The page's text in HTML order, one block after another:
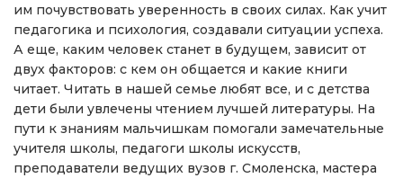
им почувствовать уверенность в своих силах. Как учит
педагогика и психология, создавали ситуации успеха.
А еще, каким человек станет в будущем, зависит от
двух факторов: с кем он общается и какие книги
читает. Читать в нашей семье любят все, и с детства
дети были увлечены чтением лучшей литературы. На
пути к знаниям мальчишкам помогали замечательные
учителя школы, педагоги школы искусств,
преподаватели ведущих вузов г. Смоленска, мастера